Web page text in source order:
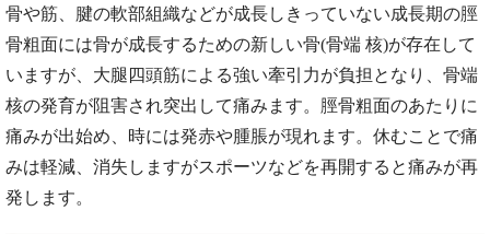
骨や筋、腱の軟部組織などが成⻑しきっていない成⻑期の脛
骨粗面には骨が成⻑するための新しい骨(骨端 核)が存在して
いますが、大腿四頭筋による強い牽引力が負担となり、骨端
核の発育が阻害され突出して痛みます。脛骨粗面のあたりに
痛みが出始め、時には発赤や腫脹が現れます。休むことで痛
みは軽減、消失しますがスポーツなどを再開すると痛みが再
発します。